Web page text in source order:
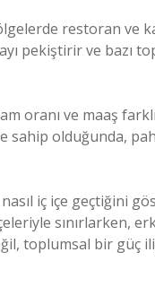
restoran ve
pekiştirir ve bazı
oranı ve maaş
sahip olduğunda,
iç içe geçtiğini
sınırlarken,
toplumsal bir güç